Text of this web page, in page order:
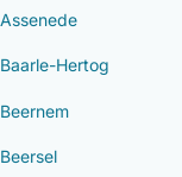
Assenede
Baarle-Hertog
Beernem
Beersel